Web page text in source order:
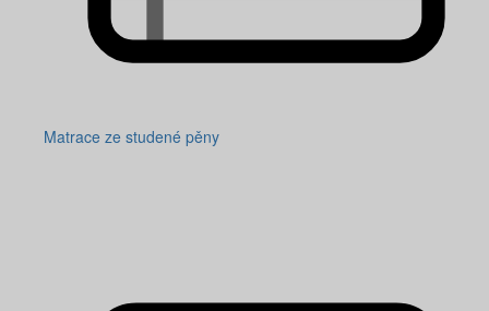
Matrace ze studené pěny